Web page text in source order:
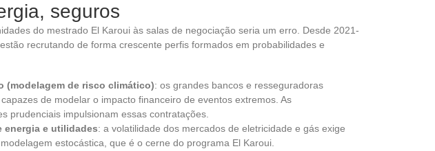
seguros
do mestrado El Karoui às salas de negociação seria um erro. Desde 2021-
recrutando de forma crescente perfis formados em probabilidades e
(modelagem de risco climático): os grandes bancos e resseguradoras
de modelar o impacto financeiro de eventos extremos. As
prudenciais impulsionam essas contratações.
energia e utilidades: a volatilidade dos mercados de eletricidade e gás exige
estocástica, que é o cerne do programa El Karoui.